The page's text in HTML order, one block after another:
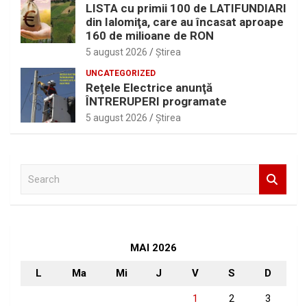
LISTA cu primii 100 de LATIFUNDIARI
din Ialomiţa, care au încasat aproape
160 de milioane de RON
5 august 2026 Ştirea
UNCATEGORIZED
Reţele Electrice anunţă
ÎNTRERUPERI programate
5 august 2026 Ştirea
MAI 2026
L Ma Mi J V S D
1 2 3